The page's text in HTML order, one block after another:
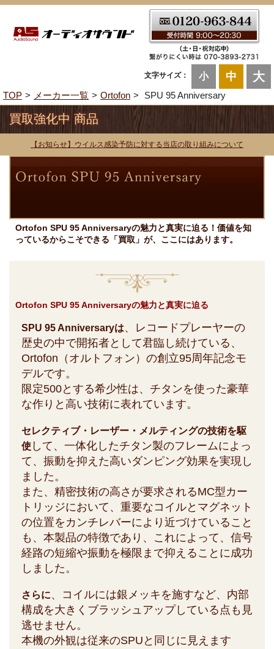
文字サイズ： 小 中 大
TOP メーカー一覧 Ortofon SPU 95 Anniversary
買取強化中 商品
【お知らせ】ウイルス感染予防に対する当店の取り組みについて
Ortofon SPU 95 Anniversaryの魅力と真実に迫る！価値を知
っているからこそできる「買取」が、ここにはあります。
Ortofon SPU 95 Anniversaryの魅力と真実に迫る
SPU 95 Anniversaryは、レコードプレーヤーの
歴史の中で開拓者として君臨し続けている、
Ortofon（オルトフォン）の創立95周年記念モ
デルです。
限定500とする希少性は、チタンを使った豪華
な作りと高い技術に表れています。
セレクティブ・レーザー・メルティングの技術を駆
使 して、一体化したチタン製のフレームによっ
て、振動を抑えた高いダンピング効果を実現し
ました。
また、精密技術の高さが要求されるMC型カー
トリッジにおいて、重要なコイルとマグネット
の位置をカンチレバーにより近づけていること
も、本製品の特徴であり、これによって、信号
経路の短縮や振動を極限まで抑えることに成功
しました。
さらに、コイルには銀メッキを施すなど、内部
構成を大きくブラッシュアップしている点も見
逃せません。
本機の外観は従来のSPUと同じに見えます